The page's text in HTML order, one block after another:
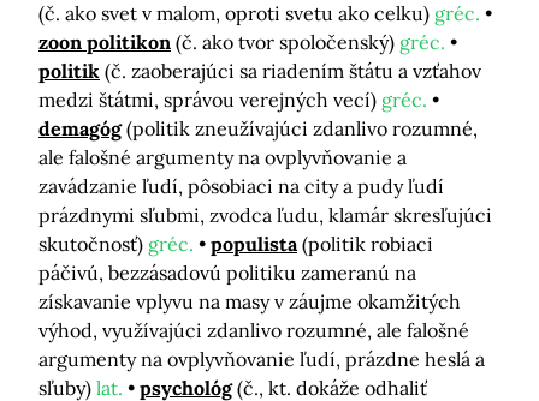
(č. ako svet v malom, oproti svetu ako celku) gréc.
zoon politikon (č. ako tvor spoločenský) gréc.
politik (č. zaoberajúci sa riadením štátu a vzťahov
medzi štátmi, správou verejných vecí) gréc.
demagóg (politik zneužívajúci zdanlivo rozumné,
ale falošné argumenty na ovplyvňovanie a
zavádzanie ľudí, pôsobiaci na city a pudy ľudí
prázdnymi sľubmi, zvodca ľudu, klamár skresľujúci
skutočnosť) gréc. populista (politik robiaci
páčivú, bezzásadovú politiku zameranú na
získavanie vplyvu na masy v záujme okamžitých
výhod, využívajúci zdanlivo rozumné, ale falošné
argumenty na ovplyvňovanie ľudí, prázdne heslá a
sľuby) lat. psychológ (č., kt. dokáže odhaliť